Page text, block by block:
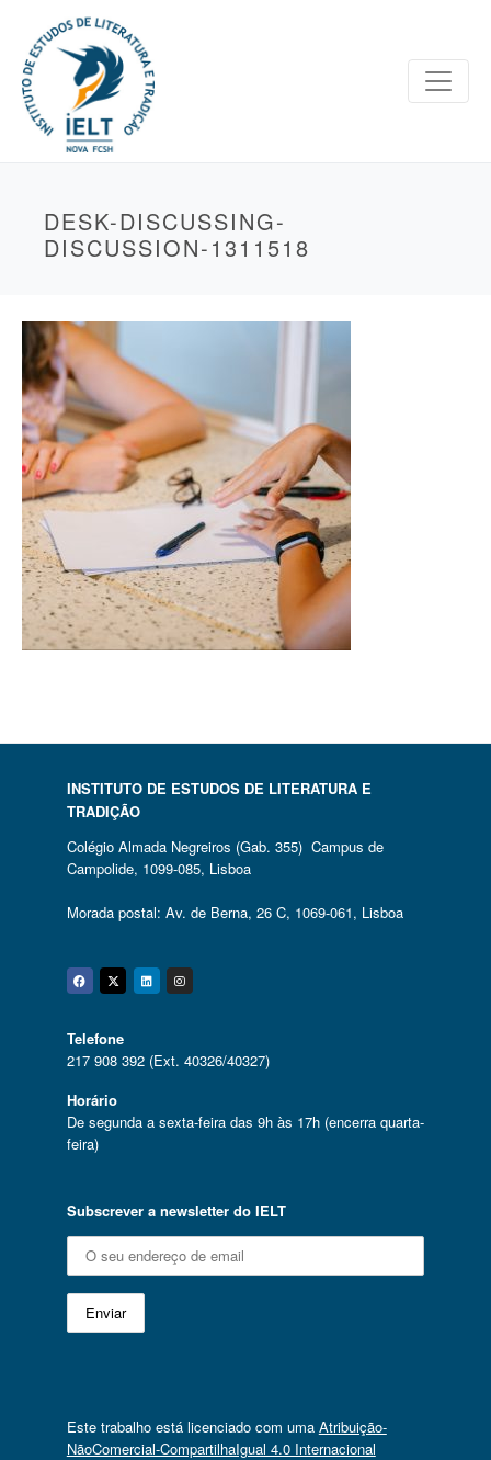
DESK-DISCUSSING-
DISCUSSION-1311518
INSTITUTO DE ESTUDOS DE LITERATURA E
TRADIÇÃO
Colégio Almada Negreiros (Gab. 355) Campus de
Campolide, 1099-085, Lisboa
Morada postal: Av. de Berna, 26 C, 1069-061, Lisboa
Facebook
Twitter
Linkedin
Instagram
Telefone
217 908 392 (Ext. 40326/40327)
Horário
De segunda a sexta-feira das 9h às 17h (encerra quarta-
feira)
Subscrever a newsletter do IELT
Este trabalho está licenciado com uma Atribuição-
NãoComercial-CompartilhaIgual 4.0 Internacional